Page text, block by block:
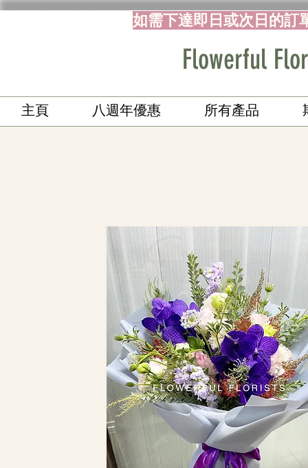
如需下達即日或次日的訂
Flowerful
主頁 八週年優惠 所有產品